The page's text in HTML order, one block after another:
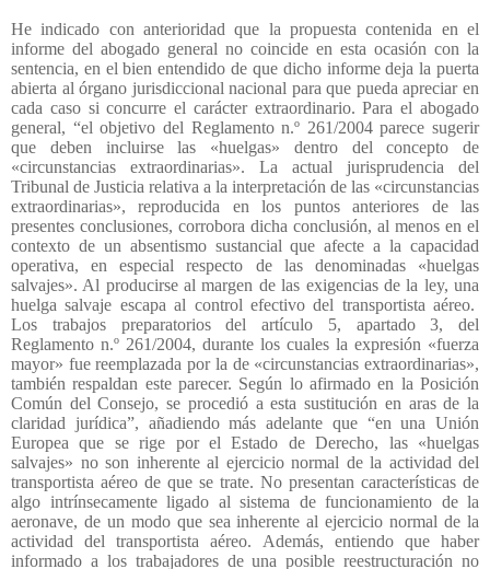
He indicado con anterioridad que la propuesta contenida en el
informe del abogado general no coincide en esta ocasión con la
sentencia, en el bien entendido de que dicho informe deja la puerta
abierta al órgano jurisdiccional nacional para que pueda apreciar en
cada caso si concurre el carácter extraordinario. Para el abogado
general, “el objetivo del Reglamento n.º 261/2004 parece sugerir
que deben incluirse las «huelgas» dentro del concepto de
«circunstancias extraordinarias». La actual jurisprudencia del
Tribunal de Justicia relativa a la interpretación de las «circunstancias
extraordinarias», reproducida en los puntos anteriores de las
presentes conclusiones, corrobora dicha conclusión, al menos en el
contexto de un absentismo sustancial que afecte a la capacidad
operativa, en especial respecto de las denominadas «huelgas
salvajes». Al producirse al margen de las exigencias de la ley, una
huelga salvaje escapa al control efectivo del transportista aéreo.
Los trabajos preparatorios del artículo 5, apartado 3, del
Reglamento n.º 261/2004, durante los cuales la expresión «fuerza
mayor» fue reemplazada por la de «circunstancias extraordinarias»,
también respaldan este parecer. Según lo afirmado en la Posición
Común del Consejo, se procedió a esta sustitución en aras de la
claridad jurídica”, añadiendo más adelante que “en una Unión
Europea que se rige por el Estado de Derecho, las «huelgas
salvajes» no son inherente al ejercicio normal de la actividad del
transportista aéreo de que se trate. No presentan características de
algo intrínsecamente ligado al sistema de funcionamiento de la
aeronave, de un modo que sea inherente al ejercicio normal de la
actividad del transportista aéreo. Además, entiendo que haber
informado a los trabajadores de una posible reestructuración no